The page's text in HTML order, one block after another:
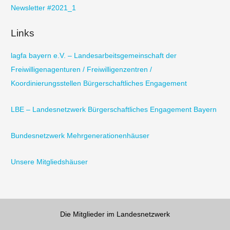
Newsletter #2021_1
Links
lagfa bayern e.V. – Landesarbeitsgemeinschaft der
Freiwilligenagenturen / Freiwilligenzentren /
Koordinierungsstellen Bürgerschaftliches Engagement
LBE – Landesnetzwerk Bürgerschaftliches Engagement Bayern
Bundesnetzwerk Mehrgenerationenhäuser
Unsere Mitgliedshäuser
Die Mitglieder im Landesnetzwerk